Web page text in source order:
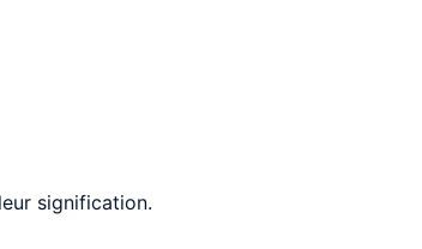
signification.